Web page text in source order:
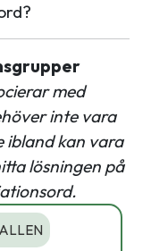
med
inte vara
ibland kan vara
lösningen på